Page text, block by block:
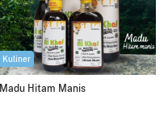
Kuliner
Madu Hitam Manis